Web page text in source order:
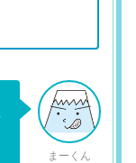
まーくん